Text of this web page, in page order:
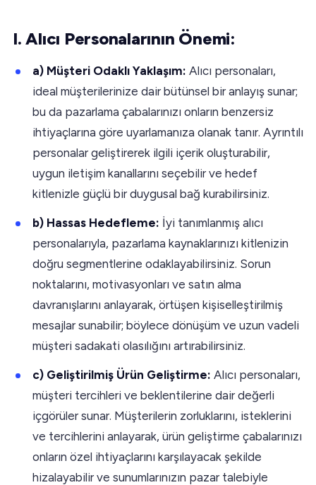
I. Alıcı Personalarının Önemi:
a) Müşteri Odaklı Yaklaşım: Alıcı personaları,
ideal müşterilerinize dair bütünsel bir anlayış sunar;
bu da pazarlama çabalarınızı onların benzersiz
ihtiyaçlarına göre uyarlamanıza olanak tanır. Ayrıntılı
personalar geliştirerek ilgili içerik oluşturabilir,
uygun iletişim kanallarını seçebilir ve hedef
kitlenizle güçlü bir duygusal bağ kurabilirsiniz.
b) Hassas Hedefleme: İyi tanımlanmış alıcı
personalarıyla, pazarlama kaynaklarınızı kitlenizin
doğru segmentlerine odaklayabilirsiniz. Sorun
noktalarını, motivasyonları ve satın alma
davranışlarını anlayarak, örtüşen kişiselleştirilmiş
mesajlar sunabilir; böylece dönüşüm ve uzun vadeli
müşteri sadakati olasılığını artırabilirsiniz.
c) Geliştirilmiş Ürün Geliştirme: Alıcı personaları,
müşteri tercihleri ve beklentilerine dair değerli
içgörüler sunar. Müşterilerin zorluklarını, isteklerini
ve tercihlerini anlayarak, ürün geliştirme çabalarınızı
onların özel ihtiyaçlarını karşılayacak şekilde
hizalayabilir ve sunumlarınızın pazar talebiyle